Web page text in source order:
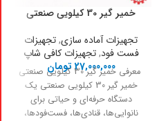
خمیر گیر 30 کیلویی صنعتی
تجهیزات آماده سازی,تجهیزات
فست فود,تجهیزات کافی شاپ
27,000,000 تومان
معرفی خمیر گیر 30 کیلویی صنعتی
خمیر گیر 30 کیلویی صنعتی یک
دستگاه حرفه‌ای و حیاتی برای
نانوایی‌ها، قنادی‌ها، فست‌فودها،